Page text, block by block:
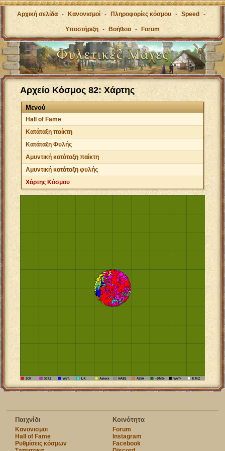
Αρχική σελίδα - Κανονισμοί - Πληροφορίες κόσμου - Speed -
Υποστήριξη - Βοήθεια - Forum
Αρχείο Κόσμος 82: Χάρτης
Μενού
Hall of Fame
Κατάταξη παίκτη
Κατάταξη Φυλής
Αμυντική κατάταξη παίκτη
Αμυντική κατάταξη φυλής
Χάρτης Κόσμου
Παιχνίδι
Κανονισμοι
Hall of Fame
Ρυθμίσεις κόσμων
Κοινότητα
Forum
Instagram
Facebook